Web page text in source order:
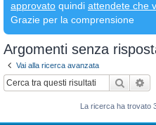
approvato quindi attendete che
Grazie per la comprensione
Argomenti senza
Vai alla ricerca avanzata
Cerca
La ricerca ha trovato